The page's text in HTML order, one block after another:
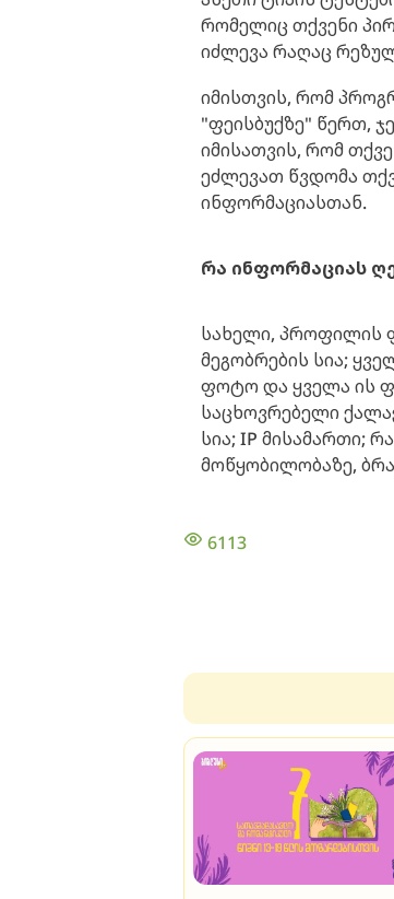
რომელიც თქვენი
იძლევა რაღაც
იმისთვის, რომ
"ფეისბუქზე" წერთ,
იმისათვის, რომ
ეძლევათ წვდომა
ინფორმაციასთან.
რა ინფორმაციას
სახელი, პროფილის
მეგობრების სია;
ფოტო და ყველა ის
საცხოვრებელი
სია; IP მისამართი;
მოწყობილობაზე,
6113